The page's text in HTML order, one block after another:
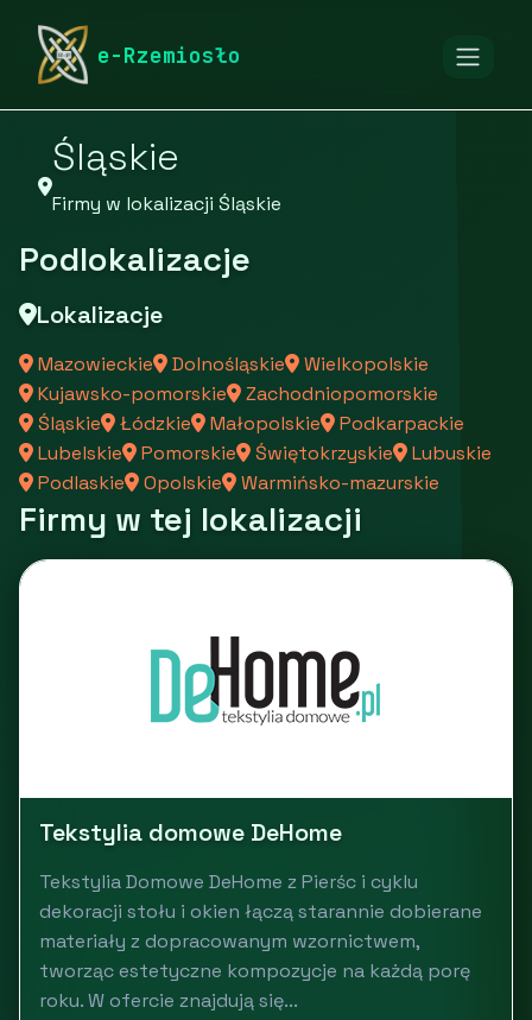
e-Rzemiosło
rymarstwo-poznan.pl
Śląskie
Firmy w lokalizacji Śląskie
Podlokalizacje
Lokalizacje
Mazowieckie Dolnośląskie
Wielkopolskie
Kujawsko-pomorskie
Zachodniopomorskie
Śląskie
Łódzkie Małopolskie
Podkarpackie
Lubelskie
Pomorskie Świętokrzyskie
Lubuskie
Podlaskie
Opolskie Warmińsko-mazurskie
Firmy w tej lokalizacji
Tekstylia domowe DeHome
Tekstylia Domowe DeHome z Pierśc i cyklu
dekoracji stołu i okien łączą starannie dobierane
materiały z dopracowanym wzornictwem,
tworząc estetyczne kompozycje na każdą porę
roku. W ofercie znajdują się...